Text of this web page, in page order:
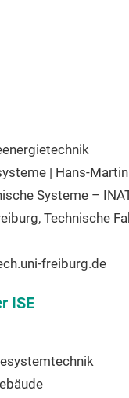
| Hans-
Systeme –
Technische
freiburg.de
ISE